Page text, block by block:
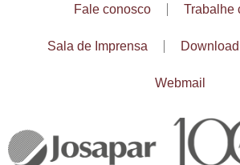
Fale conosco Trabalhe
Sala de Imprensa
Webmail